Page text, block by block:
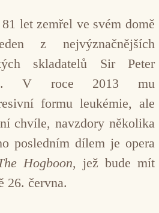
let zemřel ve svém domě
z nejvýznačnějších
skladatelů Sir Peter
V roce 2013 mu
formu leukémie, ale
chvíle, navzdory několika
posledním dílem je opera
Hogboon, jež bude mít
26. června.